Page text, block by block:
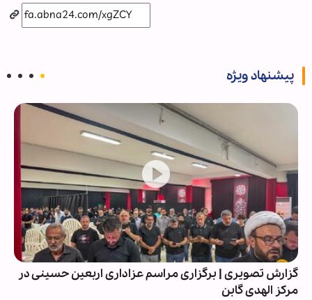
پیشنهاد ویژه
گزارش تصویری | برگزاری مراسم عزاداری اربعین حسینی در
مرکز الهدی گابن